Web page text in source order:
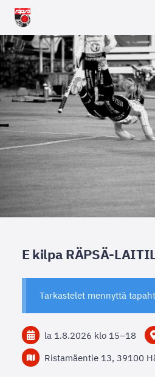
Siirry
sivun
sisältöön
Räpsä ry
E kilpa RÄPSÄ-
Tarkastelet mennyttä
la 1.8.2026 klo 15–18
Ristamäentie 13, 39100